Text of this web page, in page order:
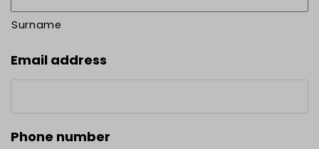
Surname
Email address
Phone number